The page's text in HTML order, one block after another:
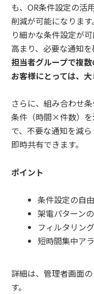
も、OR条件設定の活
削減が可能になりま
り細かな条件設定が
高まり、必要な通知を
担当者グループで複
お客様にとっては、
さらに、組み合わせ
条件（時間×件数）を
で、不要な通知を減
即時共有できます。
ポイント
条件設定の自
架電パターン
フィルタリン
短時間集中ア
詳細は、管理者画面
す。